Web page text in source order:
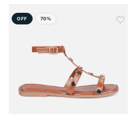
OFF 70%